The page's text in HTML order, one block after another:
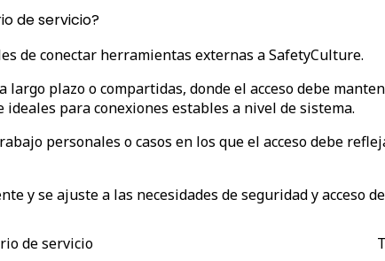
de servicio?
de conectar herramientas externas a SafetyCulture.
largo plazo o compartidas, donde el acceso debe
para conexiones estables a nivel de sistema.
personales o casos en los que el acceso debe
y se ajuste a las necesidades de seguridad y acceso
de servicio